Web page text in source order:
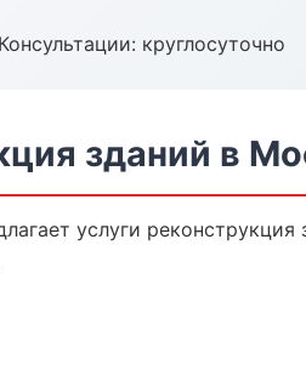
Консультации: круглосуточно
зданий в
услуги